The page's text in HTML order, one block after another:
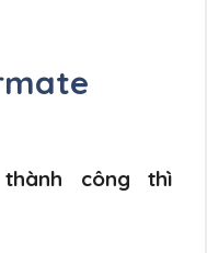
công thì